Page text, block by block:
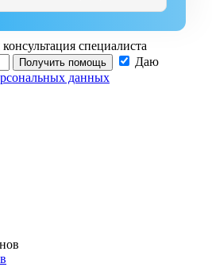
консультация специалиста
Получить помощь
Даю
данных